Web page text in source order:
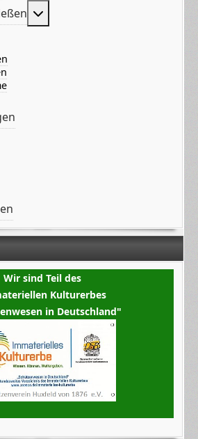
Wir sind Teil des
Kulturerbes
in Deutschland"